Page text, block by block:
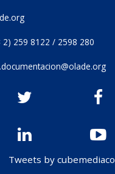
2) 259 8122 / 2598 280
Tweets by cubemediaco